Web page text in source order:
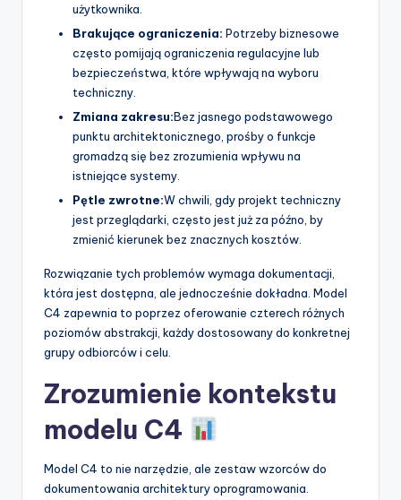
użytkownika.
Brakujące ograniczenia: Potrzeby biznesowe
często pomijają ograniczenia regulacyjne lub
bezpieczeństwa, które wpływają na wyboru
techniczny.
Zmiana zakresu:Bez jasnego podstawowego
punktu architektonicznego, prośby o funkcje
gromadzą się bez zrozumienia wpływu na
istniejące systemy.
Pętle zwrotne:W chwili, gdy projekt techniczny
jest przeglądarki, często jest już za późno, by
zmienić kierunek bez znacznych kosztów.
Rozwiązanie tych problemów wymaga dokumentacji,
która jest dostępna, ale jednocześnie dokładna. Model
C4 zapewnia to poprzez oferowanie czterech różnych
poziomów abstrakcji, każdy dostosowany do konkretnej
grupy odbiorców i celu.
Zrozumienie kontekstu
modelu C4
Model C4 to nie narzędzie, ale zestaw wzorców do
dokumentowania architektury oprogramowania.